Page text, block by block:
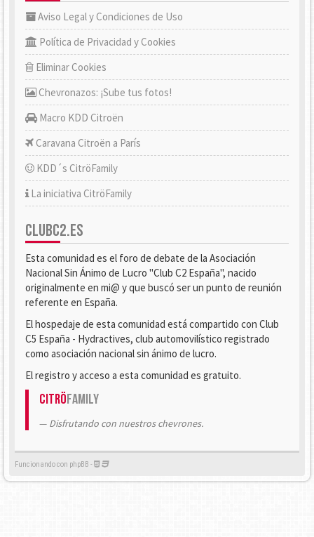
Aviso Legal y Condiciones de Uso
Política de Privacidad y Cookies
Eliminar Cookies
Chevronazos: ¡Sube tus fotos!
Macro KDD Citroën
Caravana Citroën a París
KDD´s CitröFamily
La iniciativa CitröFamily
CLUBC2.ES
Esta comunidad es el foro de debate de la Asociación
Nacional Sin Ánimo de Lucro "Club C2 España", nacido
originalmente en mi@ y que buscó ser un punto de reunión
referente en España.
El hospedaje de esta comunidad está compartido con Club
C5 España - Hydractives, club automovilístico registrado
como asociación nacional sin ánimo de lucro.
El registro y acceso a esta comunidad es gratuito.
CitröFamily
Disfrutando con nuestros chevrones.
Funcionando con phpBB -